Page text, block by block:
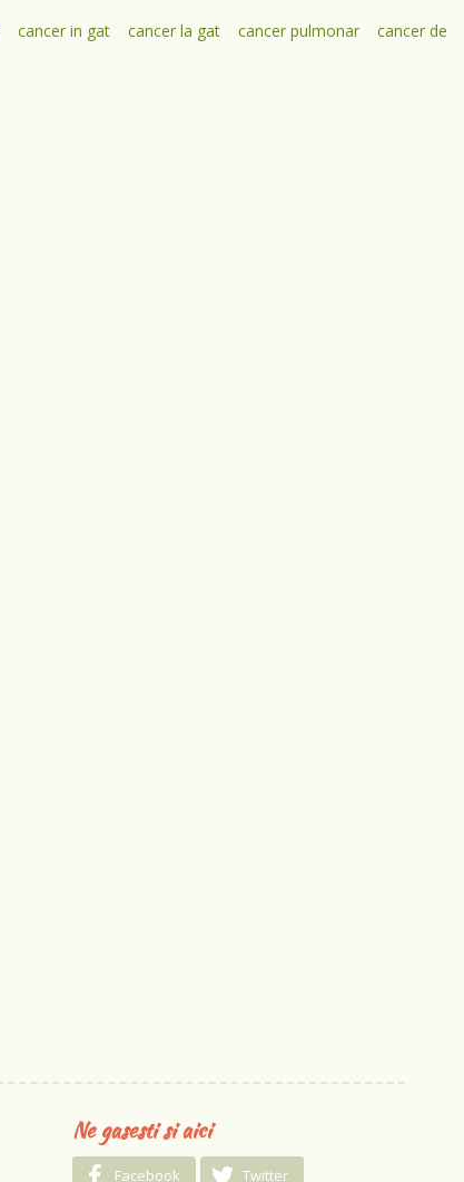
cancer in gat cancer la gat cancer pulmonar
cancer de
Ne gasesti si aici
Facebook Twitter